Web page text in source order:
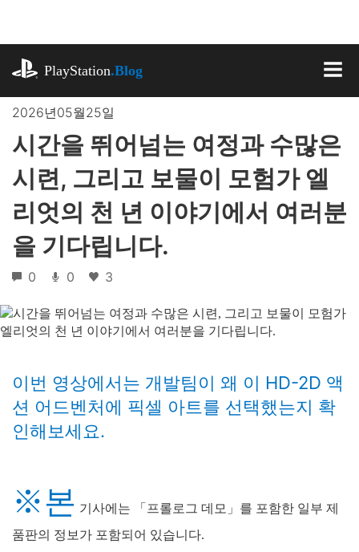
로
뛰
PlayStation.Blog
2026년05월25일
시간을 뛰어넘는 여정과 수많은
시련, 그리고 보물이 모험가 엘
리엇의 천 년 이야기에서 여러분
을 기다립니다.
0 0 3
이번 영상에서는 개발팀이 왜 이 HD-2D 액
션 어드벤처에 픽셀 아트를 선택했는지 확
인해보세요.
※본 기사에는 「프롤로그 데모」를 포함한 일부 제
품판의 정보가 포함되어 있습니다.